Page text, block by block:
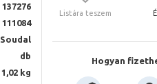
137276
111084
Soudal
db
1,02 kg
Listára teszem
Hogyan